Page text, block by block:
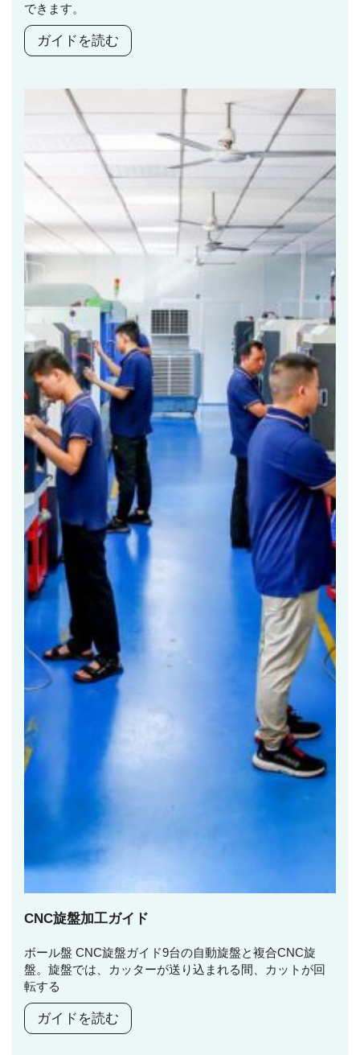
できます。
ガイドを読む
CNC旋盤加工ガイド
ボール盤 CNC旋盤ガイド9台の自動旋盤と複合CNC旋
盤。旋盤では、カッターが送り込まれる間、カットが回
転する
ガイドを読む